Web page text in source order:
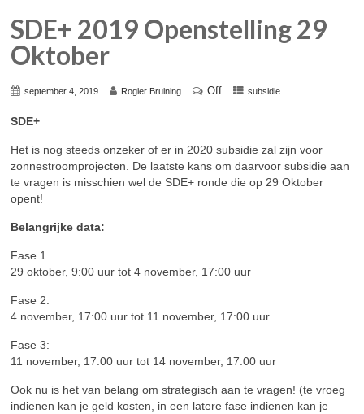
SDE+ 2019 Openstelling 29
Oktober
september 4, 2019 Rogier Bruining Off subsidie
SDE+
Het is nog steeds onzeker of er in 2020 subsidie zal zijn voor
zonnestroomprojecten. De laatste kans om daarvoor subsidie aan
te vragen is misschien wel de SDE+ ronde die op 29 Oktober
opent!
Belangrijke data:
Fase 1
29 oktober, 9:00 uur tot 4 november, 17:00 uur
Fase 2:
4 november, 17:00 uur tot 11 november, 17:00 uur
Fase 3:
11 november, 17:00 uur tot 14 november, 17:00 uur
Ook nu is het van belang om strategisch aan te vragen! (te vroeg
indienen kan je geld kosten, in een latere fase indienen kan je